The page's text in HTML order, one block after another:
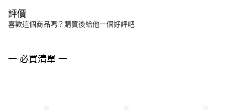
評價
喜歡這個商品嗎？購買後給他一個好評吧
一 必買清單 一